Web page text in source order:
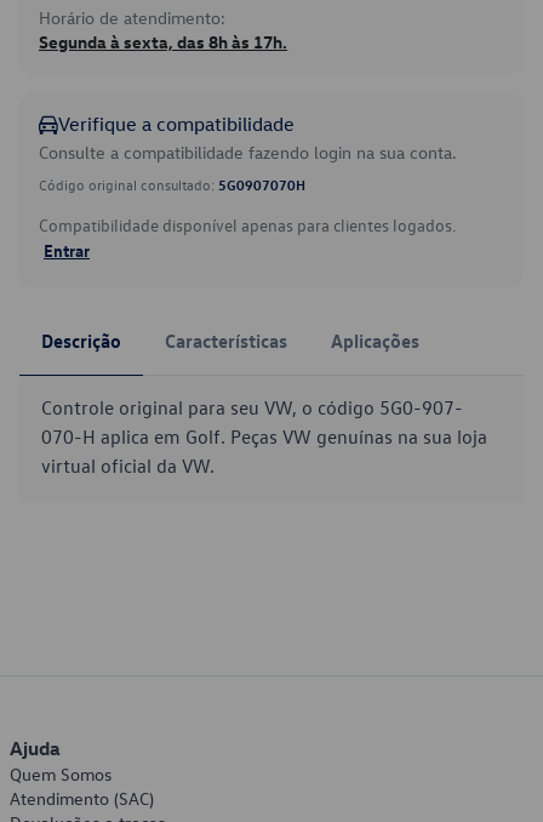
Horário de atendimento:
Segunda à sexta, das 8h às 17h.
Verifique a compatibilidade
Consulte a compatibilidade fazendo login na sua conta.
Código original consultado: 5G0907070H
Compatibilidade disponível apenas para clientes logados.
Entrar
Descrição Características Aplicações
Controle original para seu VW, o código 5G0-907-
070-H aplica em Golf. Peças VW genuínas na sua loja
virtual oficial da VW.
Ajuda
Quem Somos
Atendimento (SAC)